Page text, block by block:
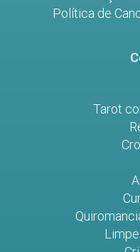
Política de
Tarot